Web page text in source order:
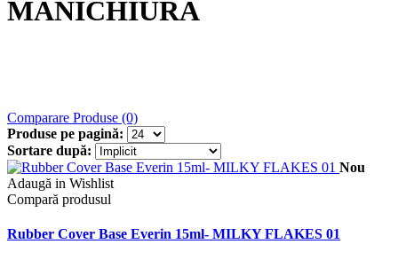
MANICHIURA
Comparare Produse (0)
Produse pe pagină:
Sortare după:
Nou
Adaugă in Wishlist
Compară produsul
Rubber Cover Base Everin 15ml- MILKY FLAKES 01